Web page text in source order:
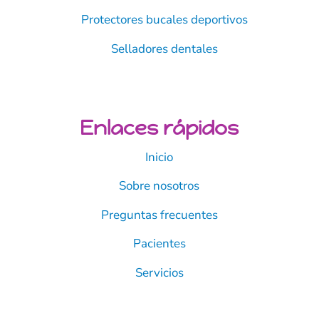
Protectores bucales deportivos
Selladores dentales
Enlaces rápidos
Inicio
Sobre nosotros
Preguntas frecuentes
Pacientes
Servicios